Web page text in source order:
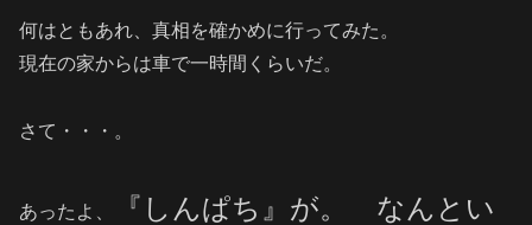
何はともあれ、真相を確かめに行ってみた。
現在の家からは車で一時間くらいだ。
さて・・・。
あったよ、
『しんぱち』が。 なんとい